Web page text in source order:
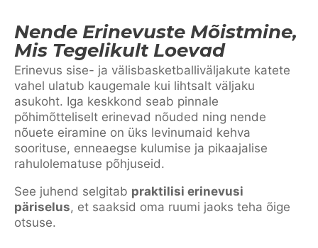
Nende Erinevuste Mõistmine,
Mis Tegelikult Loevad
Erinevus sise- ja välisbasketballiväljakute katete
vahel ulatub kaugemale kui lihtsalt väljaku
asukoht. Iga keskkond seab pinnale
põhimõtteliselt erinevad nõuded ning nende
nõuete eiramine on üks levinumaid kehva
soorituse, enneaegse kulumise ja pikaajalise
rahulolematuse põhjuseid.
See juhend selgitab praktilisi erinevusi
päriselus, et saaksid oma ruumi jaoks teha õige
otsuse.